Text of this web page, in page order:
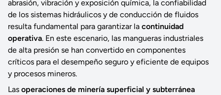
abrasión, vibración y exposición química, la confiabilidad
de los sistemas hidráulicos y de conducción de fluidos
resulta fundamental para garantizar la continuidad
operativa. En este escenario, las mangueras industriales
de alta presión se han convertido en componentes
críticos para el desempeño seguro y eficiente de equipos
y procesos mineros.
Las operaciones de minería superficial y subterránea